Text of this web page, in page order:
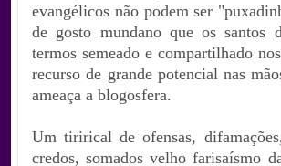
evangélicos não podem ser
de gosto mundano que os santos
termos semeado e compartilhado
recurso de grande potencial nas
ameaça a blogosfera.
Um tirirical de ofensas,
credos, somados velho farisaísmo